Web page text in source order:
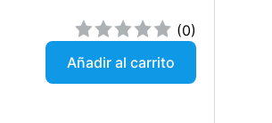
(0)
Añadir al carrito